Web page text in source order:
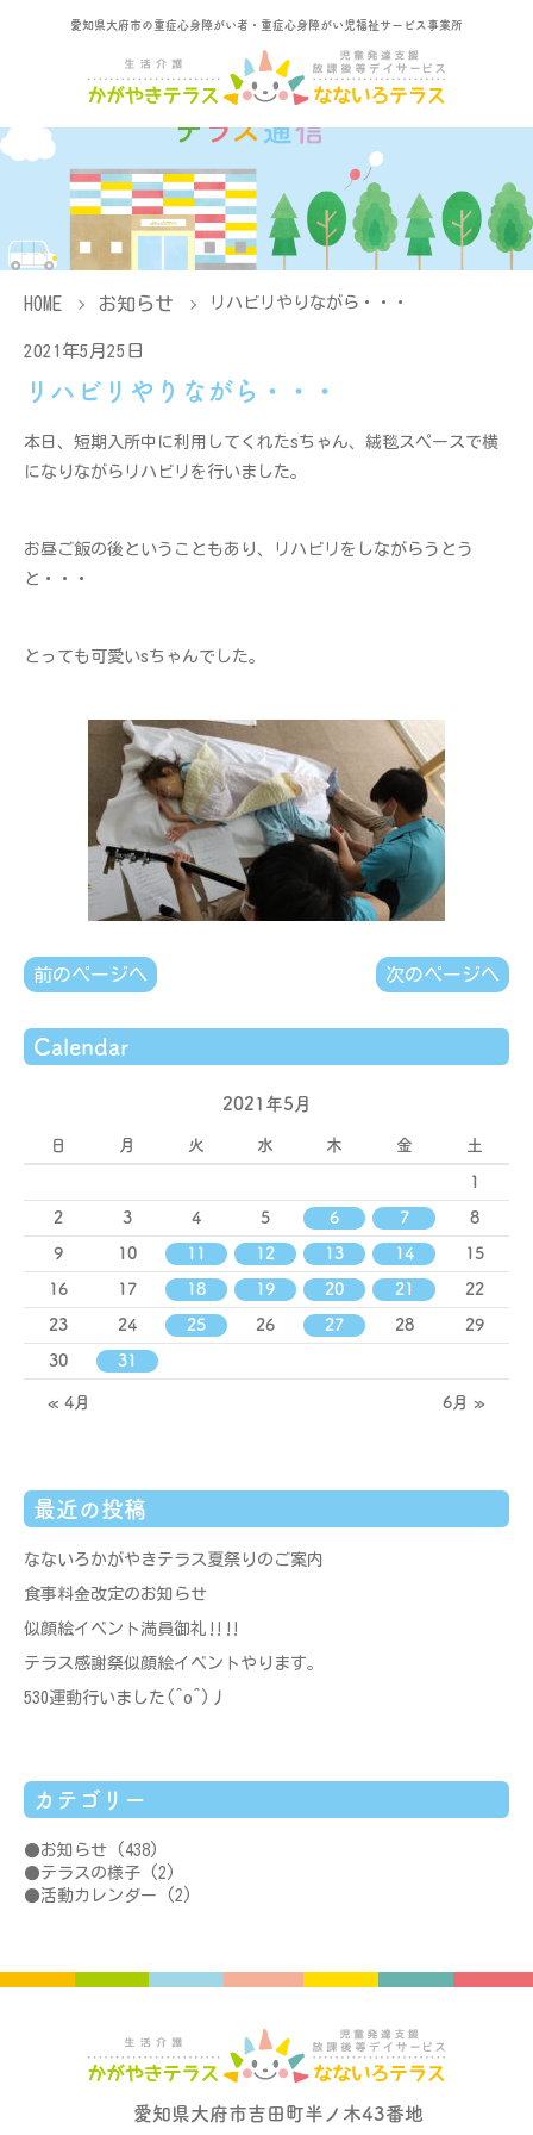
愛知県大府市の重症心身障がい者・重症心身障がい児福祉サービス事業所
HOME お知らせ リハビリやりながら・・・
2021年5月25日
リハビリやりながら・・・
本日、短期入所中に利用してくれたsちゃん、絨毯スペースで横
になりながらリハビリを行いました。
お昼ご飯の後ということもあり、リハビリをしながらうとう
と・・・
とっても可愛いsちゃんでした。
前のページへ 次のページへ
Calendar
2021年5月
日 月 火 水 木 金 土
1
2 3 4 5 6 7 8
9 10 11 12 13 14 15
16 17 18 19 20 21 22
23 24 25 26 27 28 29
30 31
« 4月 6月 »
最近の投稿
なないろかがやきテラス夏祭りのご案内
食事料金改定のお知らせ
似顔絵イベント満員御礼‼‼
テラス感謝祭似顔絵イベントやります。
530運動行いました(^o^)丿
カテゴリー
お知らせ (438)
テラスの様子 (2)
活動カレンダー (2)
愛知県大府市吉田町半ノ木43番地